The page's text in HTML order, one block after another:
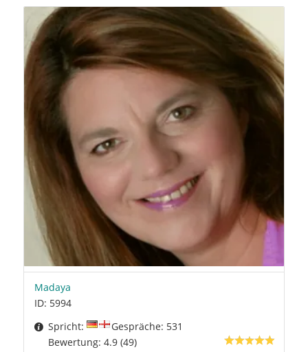
Madaya
ID: 5994
Spricht:
Gespräche: 531
Bewertung: 4.9 (49)